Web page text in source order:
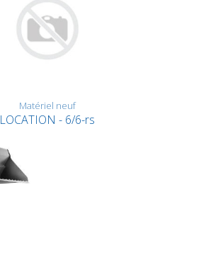
Matériel neuf
LOCATION - 6/6-rs